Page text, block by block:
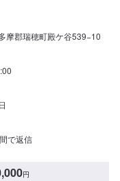
摩郡瑞穂町殿ケ谷539−10
で返信
円